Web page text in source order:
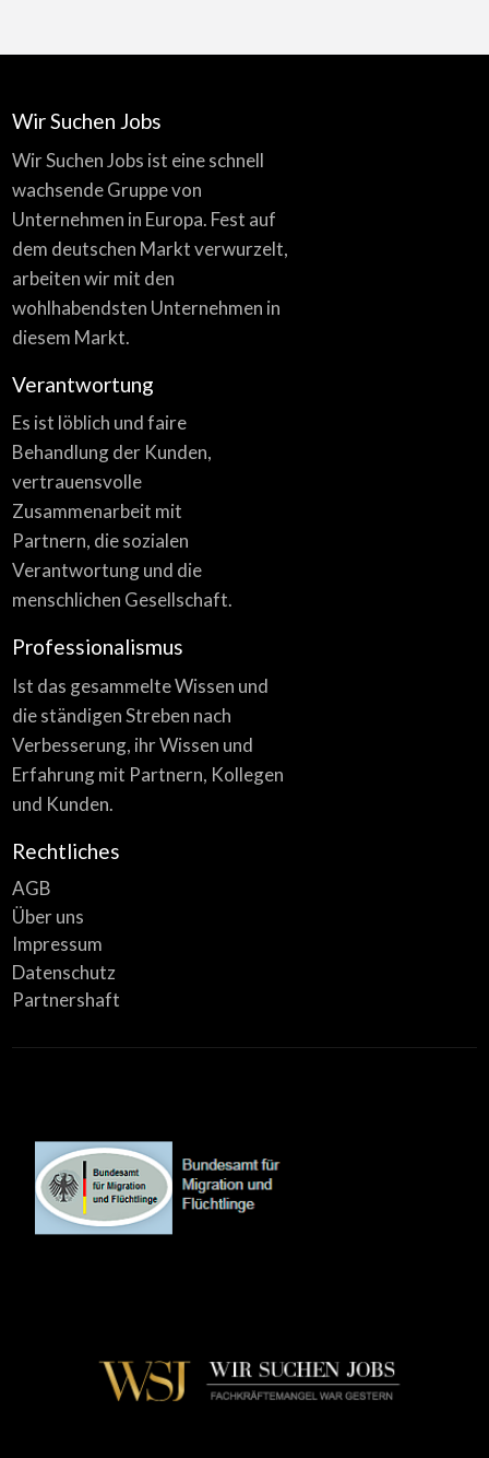
Wir Suchen Jobs
Wir Suchen Jobs ist eine schnell
wachsende Gruppe von
Unternehmen in Europa. Fest auf
dem deutschen Markt verwurzelt,
arbeiten wir mit den
wohlhabendsten Unternehmen in
diesem Markt.
Verantwortung
Es ist löblich und faire
Behandlung der Kunden,
vertrauensvolle
Zusammenarbeit mit
Partnern, die sozialen
Verantwortung und die
menschlichen Gesellschaft.
Professionalismus
Ist das gesammelte Wissen und
die ständigen Streben nach
Verbesserung, ihr Wissen und
Erfahrung mit Partnern, Kollegen
und Kunden.
Rechtliches
AGB
Über uns
Impressum
Datenschutz
Partnershaft